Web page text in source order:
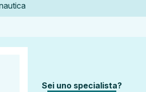
Sei uno specialista?